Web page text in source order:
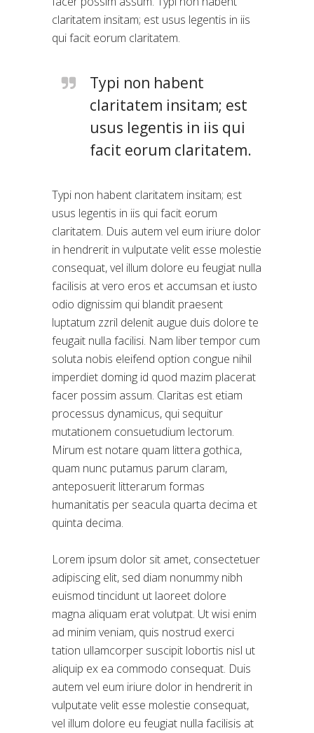
claritatem insitam; est usus legentis in iis
qui facit eorum claritatem.
Typi non habent
claritatem insitam; est
usus legentis in iis qui
facit eorum claritatem.
Typi non habent claritatem insitam; est
usus legentis in iis qui facit eorum
claritatem. Duis autem vel eum iriure dolor
in hendrerit in vulputate velit esse molestie
consequat, vel illum dolore eu feugiat nulla
facilisis at vero eros et accumsan et iusto
odio dignissim qui blandit praesent
luptatum zzril delenit augue duis dolore te
feugait nulla facilisi. Nam liber tempor cum
soluta nobis eleifend option congue nihil
imperdiet doming id quod mazim placerat
facer possim assum. Claritas est etiam
processus dynamicus, qui sequitur
mutationem consuetudium lectorum.
Mirum est notare quam littera gothica,
quam nunc putamus parum claram,
anteposuerit litterarum formas
humanitatis per seacula quarta decima et
quinta decima.
Lorem ipsum dolor sit amet, consectetuer
adipiscing elit, sed diam nonummy nibh
euismod tincidunt ut laoreet dolore
magna aliquam erat volutpat. Ut wisi enim
ad minim veniam, quis nostrud exerci
tation ullamcorper suscipit lobortis nisl ut
aliquip ex ea commodo consequat. Duis
autem vel eum iriure dolor in hendrerit in
vulputate velit esse molestie consequat,
vel illum dolore eu feugiat nulla facilisis at